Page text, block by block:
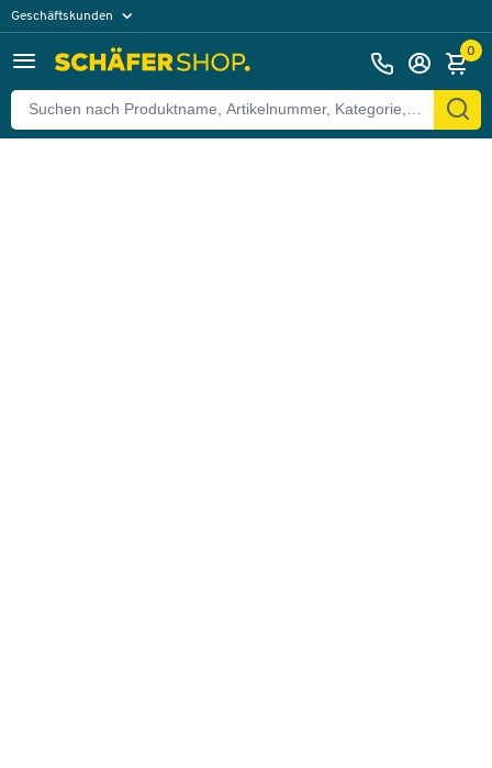
Geschäftskunden
0
Zurück